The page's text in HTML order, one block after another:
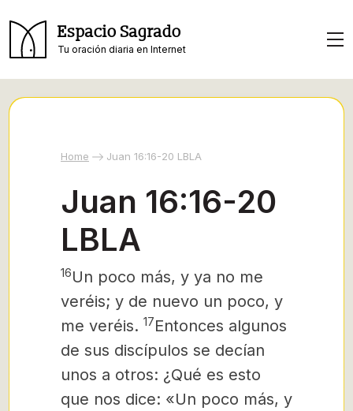
Espacio Sagrado
Tu oración diaria en Internet
Home Juan 16:16-20 LBLA
Juan 16:16-20
LBLA
16Un poco más, y ya no me
veréis; y de nuevo un poco, y
me veréis. 17Entonces algunos
de sus discípulos se decían
unos a otros: ¿Qué es esto
que nos dice: «Un poco más, y